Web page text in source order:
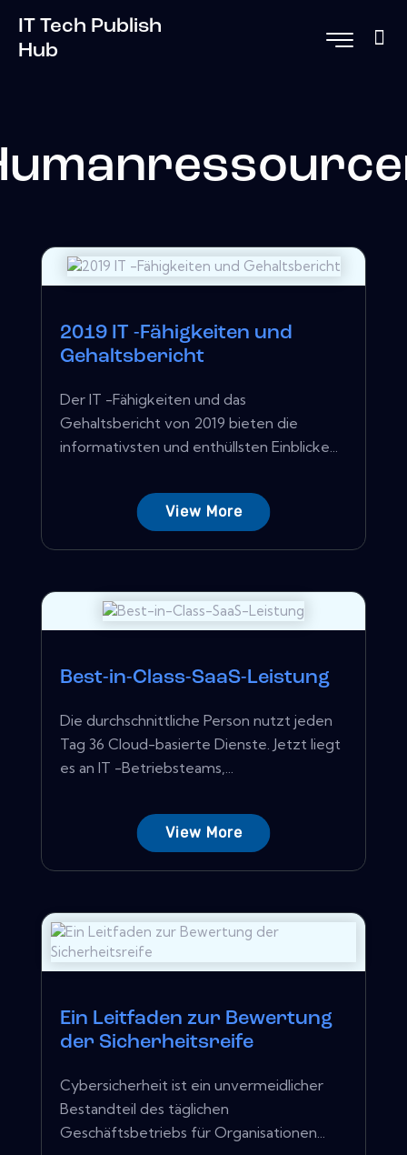
IT Tech Publish
Hub
2019 IT -Fähigkeiten und
Gehaltsbericht
Der IT -Fähigkeiten und das
Gehaltsbericht von 2019 bieten die
informativsten und enthüllsten Einblicke...
View More
Best-in-Class-SaaS-Leistung
Die durchschnittliche Person nutzt jeden
Tag 36 Cloud-basierte Dienste. Jetzt liegt
es an IT -Betriebsteams,...
View More
Ein Leitfaden zur Bewertung
der Sicherheitsreife
Cybersicherheit ist ein unvermeidlicher
Bestandteil des täglichen
Geschäftsbetriebs für Organisationen...